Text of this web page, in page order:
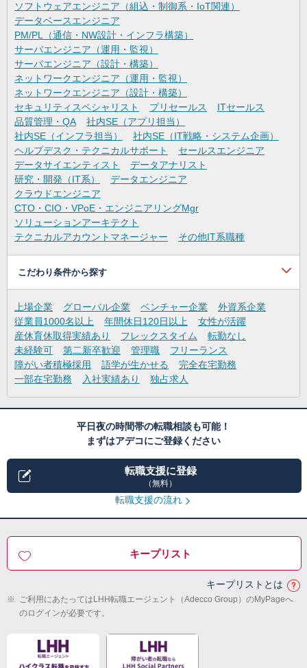
ソフトウェアエンジニア（組込・制御系・IoT関連）
データベースエンジニア
PM/PL（通信・NW設計・インフラ構築）
サーバエンジニア（運用・監視）
サーバエンジニア（設計・構築）
ネットワークエンジニア（運用・監視）
ネットワークエンジニア（設計・構築）
セキュリティスペシャリスト
プリセールス
ITセールス
品質管理・QA
社内SE（アプリ担当）
社内SE（インフラ担当）
社内SE（IT戦略・システム企画）
ヘルプデスク・テクニカルサポート
セールスエンジニア
データサイエンティスト
データアナリスト
研究・開発（IT系）
データエンジニア
クラウドエンジニア
CTO・CIO・VPoE・エンジニアリングMgr
ソリューションアーキテクト
テクニカルアカウントマネージャー
その他IT系職種
こだわり条件から探す
上場企業 グローバル企業 ベンチャー企業
外資系企業
従業員1000名以上
年間休日120日以上
女性が活躍
産休育休取得実績あり
フレックスタイム
転勤なし
未経験可
第二新卒歓迎 管理職
フリーランス
障がい者積極採用
語学が生かせる
完全在宅勤務
一部在宅勤務
入社実績あり 独占求人
平日夜の時間帯の転職相談も可能！
まずはアデコにご登録ください
転職支援に登録
（無料）
転職支援の流れ
キープリスト
キープリストとは
※ ご利用にあたってはLHH転職エージェント（Adecco Group）のMyPageへ
のログインが必要です。